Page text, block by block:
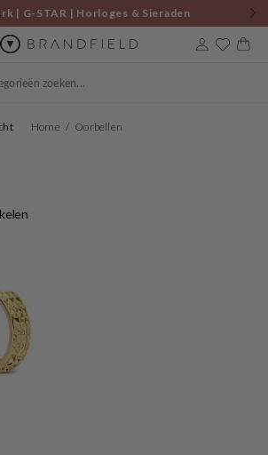
| G-STAR | Horloges & Sieraden
Cart
Home Oorbellen